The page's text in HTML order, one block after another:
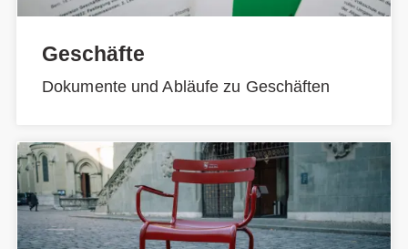
Geschäfte
Dokumente und Abläufe zu Geschäften